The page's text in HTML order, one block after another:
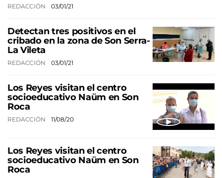
REDACCIÓN 03/01/21
Detectan tres positivos en el
cribado en la zona de Son Serra-
La Vileta
REDACCIÓN 03/01/21
Los Reyes visitan el centro
socioeducativo Naüm en Son
Roca
REDACCIÓN 11/08/20
Los Reyes visitan el centro
socioeducativo Naüm en Son
Roca